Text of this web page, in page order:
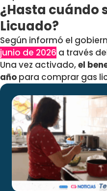
¿Hasta cuándo
Licuado?
Según informó el
junio de 2026 a través
Una vez activado,el
año para comprar gas